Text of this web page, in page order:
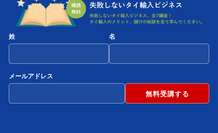
姓 名
メールアドレス